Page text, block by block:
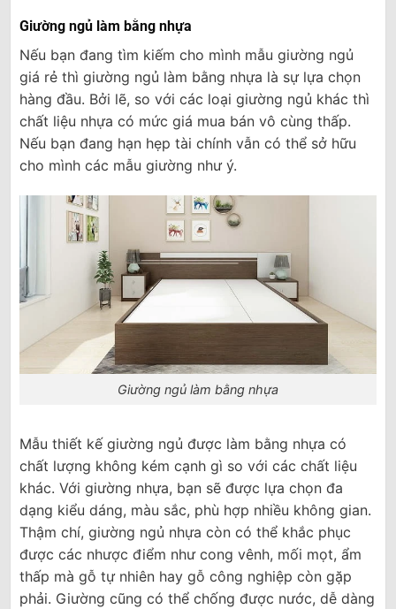
Giường ngủ làm bằng nhựa
Nếu bạn đang tìm kiếm cho mình mẫu giường ngủ
giá rẻ thì giường ngủ làm bằng nhựa là sự lựa chọn
hàng đầu. Bởi lẽ, so với các loại giường ngủ khác thì
chất liệu nhựa có mức giá mua bán vô cùng thấp.
Nếu bạn đang hạn hẹp tài chính vẫn có thể sở hữu
cho mình các mẫu giường như ý.
Giường ngủ làm bằng nhựa
Mẫu thiết kế giường ngủ được làm bằng nhựa có
chất lượng không kém cạnh gì so với các chất liệu
khác. Với giường nhựa, bạn sẽ được lựa chọn đa
dạng kiểu dáng, màu sắc, phù hợp nhiều không gian.
Thậm chí, giường ngủ nhựa còn có thể khắc phục
được các nhược điểm như cong vênh, mối mọt, ẩm
thấp mà gỗ tự nhiên hay gỗ công nghiệp còn gặp
phải. Giường cũng có thể chống được nước, dễ dàng